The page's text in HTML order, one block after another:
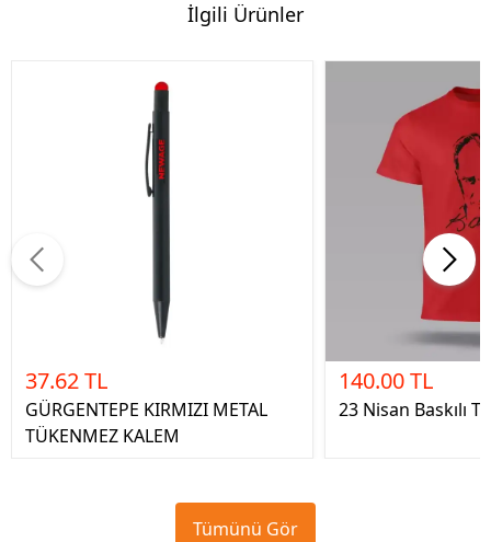
İlgili Ürünler
37.62 TL
GÜRGENTEPE KIRMIZI METAL
TÜKENMEZ KALEM
140.00 TL
23 Nisan Baskılı
Tümünü Gör